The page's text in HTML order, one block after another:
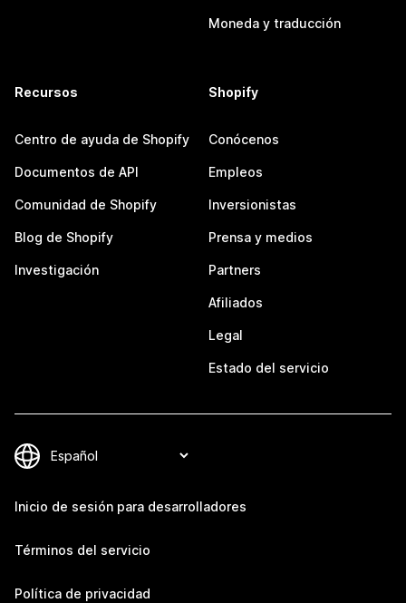
Moneda y traducción
Recursos
Centro de ayuda de Shopify
Documentos de API
Comunidad de Shopify
Blog de Shopify
Investigación
Shopify
Conócenos
Empleos
Inversionistas
Prensa y medios
Partners
Afiliados
Legal
Estado del servicio
Inicio de sesión para desarrolladores
Términos del servicio
Política de privacidad